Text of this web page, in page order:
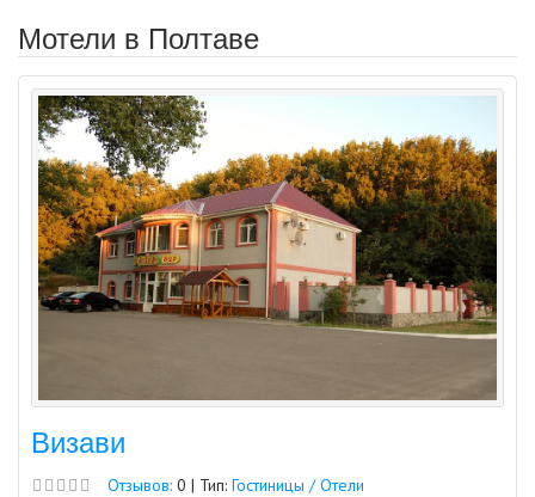
Мотели в Полтаве
Визави
Отзывов: 0 | Тип: Гостиницы / Отели